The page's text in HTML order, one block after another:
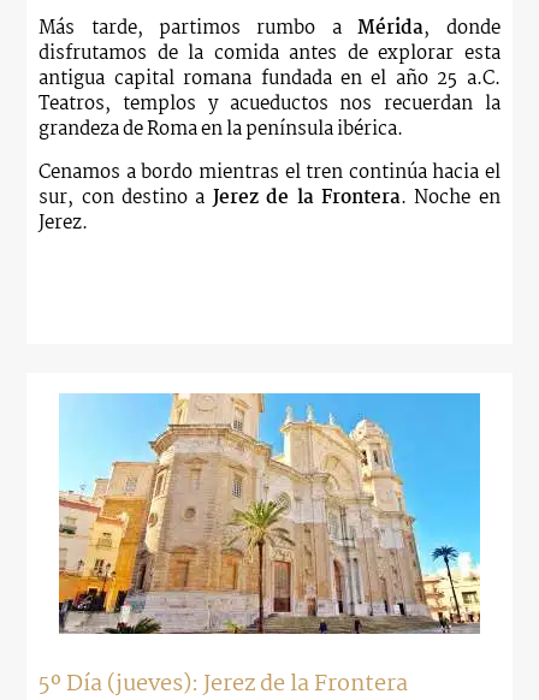
Más tarde, partimos rumbo aMérida, donde
disfrutamos de la comida antes de explorar esta
antigua capital romana fundada en el año 25 a.C.
Teatros, templos y acueductos nos recuerdan la
grandeza de Roma en la península ibérica.
Cenamos a bordo mientras el tren continúa hacia el
sur, con destino aJerez de la Frontera. Noche en
Jerez.
5º Día (jueves): Jerez de la Frontera